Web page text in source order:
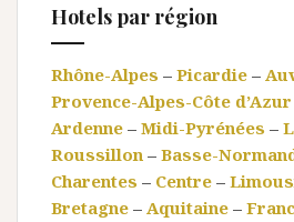
Hotels par région
Rhône-Alpes – Picardie –
Provence-Alpes-Côte d’Azur
Ardenne – Midi-Pyrénées –
Roussillon – Basse-
Charentes – Centre –
Bretagne – Aquitaine –